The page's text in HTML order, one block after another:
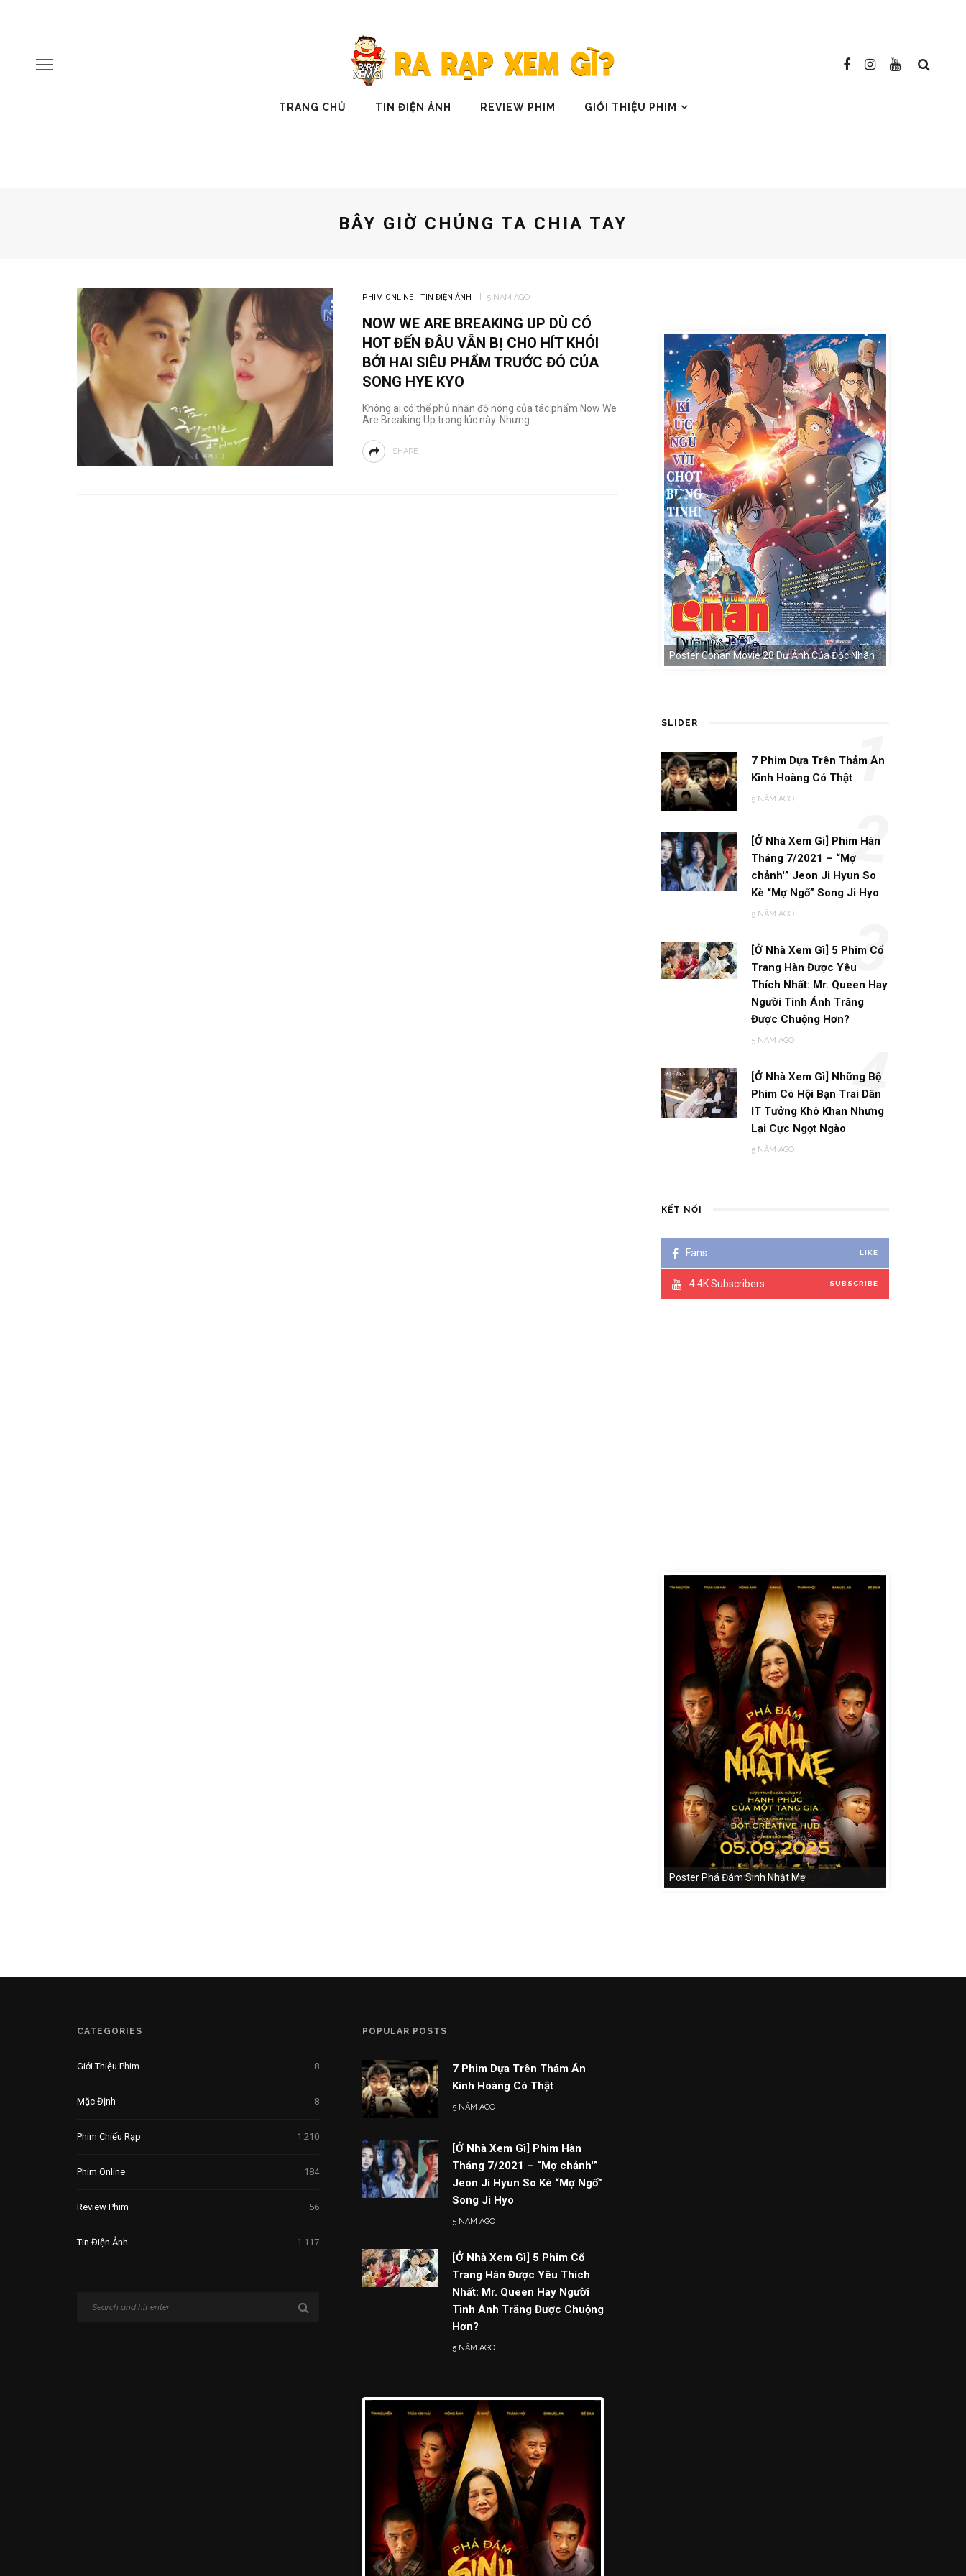
TRANG CHỦ TIN ĐIỆN ẢNH REVIEW PHIM GIỚI THIỆU PHIM
BÂY GIỜ CHÚNG TA CHIA TAY
PHIM ONLINE TIN ĐIỆN ẢNH 5 NĂM AGO
NOW WE ARE BREAKING UP DÙ CÓ
HOT ĐẾN ĐÂU VẪN BỊ CHO HÍT KHÓI
BỞI HAI SIÊU PHẨM TRƯỚC ĐÓ CỦA
SONG HYE KYO
Không ai có thể phủ nhận độ nóng của tác phẩm Now We
Are Breaking Up trong lúc này. Nhưng
SHARE
Poster Conan Movie 28 Dư Ảnh Của Độc Nhãn
SLIDER
7 Phim Dựa Trên Thảm Án
Kinh Hoàng Có Thật
5 NĂM AGO
1
[Ở Nhà Xem Gì] Phim Hàn
Tháng 7/2021 – “Mợ
chảnh'” Jeon Ji Hyun So
Kè “Mợ Ngố” Song Ji Hyo
5 NĂM AGO
2
[Ở Nhà Xem Gì] 5 Phim Cổ
Trang Hàn Được Yêu
Thích Nhất: Mr. Queen Hay
Người Tình Ánh Trăng
Được Chuộng Hơn?
5 NĂM AGO
3
[Ở Nhà Xem Gì] Những Bộ
Phim Có Hội Bạn Trai Dân
IT Tưởng Khô Khan Nhưng
Lại Cực Ngọt Ngào
5 NĂM AGO
4
KẾT NỐI
Fans LIKE
4.4K Subscribers SUBSCRIBE
Poster Phá Đám Sinh Nhật Mẹ
CATEGORIES
Giới Thiệu Phim 8
Mặc Định 8
Phim Chiếu Rạp 1.210
Phim Online 184
Review Phim 56
Tin Điện Ảnh 1.117
POPULAR POSTS
7 Phim Dựa Trên Thảm Án
Kinh Hoàng Có Thật
5 NĂM AGO
[Ở Nhà Xem Gì] Phim Hàn
Tháng 7/2021 – “Mợ chảnh'”
Jeon Ji Hyun So Kè “Mợ Ngố”
Song Ji Hyo
5 NĂM AGO
[Ở Nhà Xem Gì] 5 Phim Cổ
Trang Hàn Được Yêu Thích
Nhất: Mr. Queen Hay Người
Tình Ánh Trăng Được Chuộng
Hơn?
5 NĂM AGO